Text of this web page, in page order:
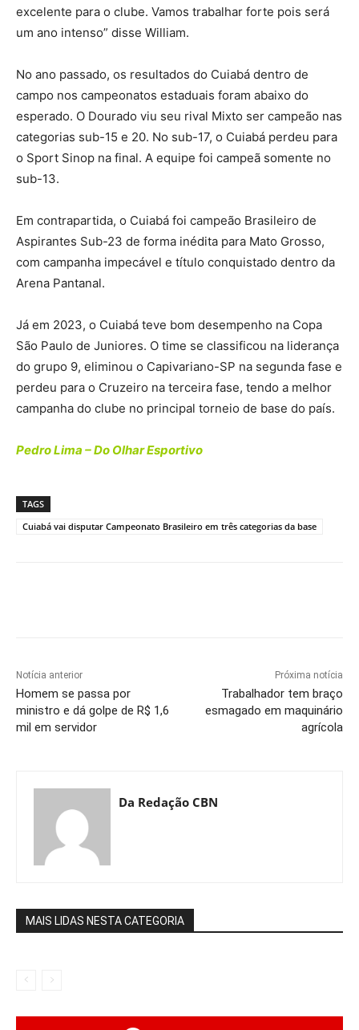
excelente para o clube. Vamos trabalhar forte pois será
um ano intenso” disse William.
No ano passado, os resultados do Cuiabá dentro de
campo nos campeonatos estaduais foram abaixo do
esperado. O Dourado viu seu rival Mixto ser campeão nas
categorias sub-15 e 20. No sub-17, o Cuiabá perdeu para
o Sport Sinop na final. A equipe foi campeã somente no
sub-13.
Em contrapartida, o Cuiabá foi campeão Brasileiro de
Aspirantes Sub-23 de forma inédita para Mato Grosso,
com campanha impecável e título conquistado dentro da
Arena Pantanal.
Já em 2023, o Cuiabá teve bom desempenho na Copa
São Paulo de Juniores. O time se classificou na liderança
do grupo 9, eliminou o Capivariano-SP na segunda fase e
perdeu para o Cruzeiro na terceira fase, tendo a melhor
campanha do clube no principal torneio de base do país.
Pedro Lima – Do Olhar Esportivo
TAGS
Cuiabá vai disputar Campeonato Brasileiro em três categorias da base
Notícia anterior
Homem se passa por
ministro e dá golpe de R$ 1,6
mil em servidor
Próxima notícia
Trabalhador tem braço
esmagado em maquinário
agrícola
Da Redação CBN
MAIS LIDAS NESTA CATEGORIA